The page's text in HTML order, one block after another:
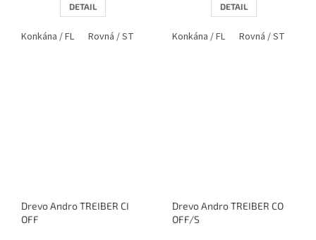
DETAIL
Konkána / FL Rovná / ST Anatomická / AN
DETAIL
Konkána / FL Rovná / ST
Drevo Andro TREIBER CI
OFF
Drevo Andro TREIBER CO
OFF/S